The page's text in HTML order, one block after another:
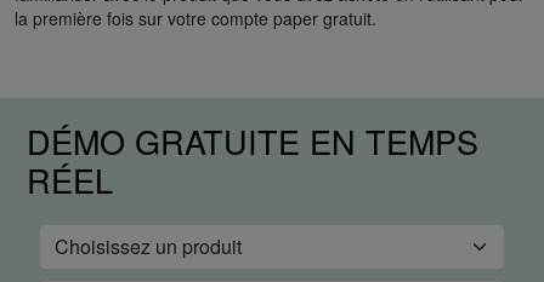
la première fois sur votre compte paper gratuit.
DÉMO GRATUITE EN TEMPS
RÉEL